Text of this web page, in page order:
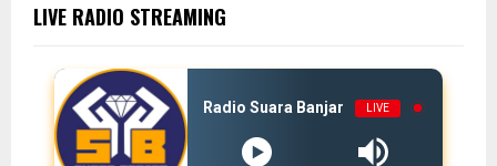
LIVE RADIO STREAMING
Radio Suara Banjar LIVE